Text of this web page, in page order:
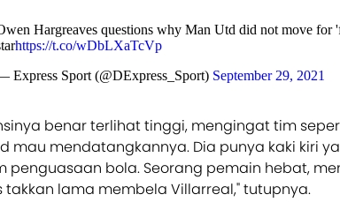
Hargreaves questions why Man Utd did not move for
https://t.co/wDbLXaTcVp
Express Sport (@DExpress_Sport) September 29, 2021
benar terlihat tinggi, mengingat tim
mau mendatangkannya. Dia punya kaki kiri
penguasaan bola. Seorang pemain hebat,
takkan lama membela Villarreal," tutupnya.